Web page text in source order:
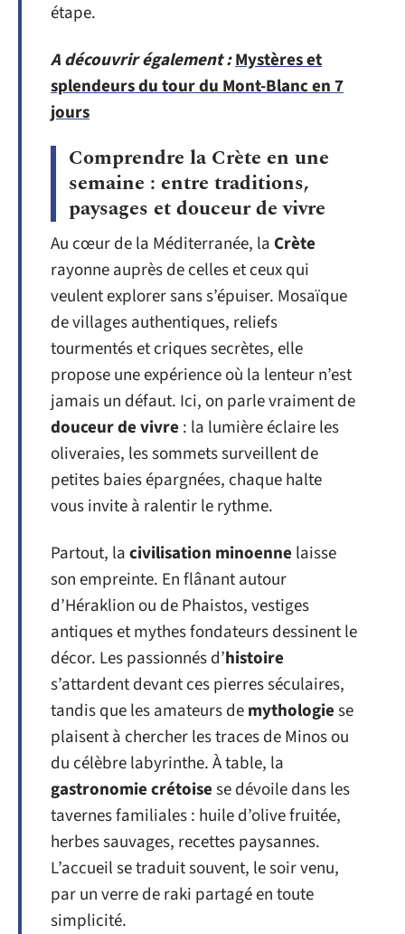
étape.
A découvrir également :Mystères et
splendeurs du tour du Mont-Blanc en 7
jours
Comprendre la Crète en une
semaine : entre traditions,
paysages et douceur de vivre
Au cœur de la Méditerranée, la Crète
rayonne auprès de celles et ceux qui
veulent explorer sans s’épuiser. Mosaïque
de villages authentiques, reliefs
tourmentés et criques secrètes, elle
propose une expérience où la lenteur n’est
jamais un défaut. Ici, on parle vraiment de
douceur de vivre : la lumière éclaire les
oliveraies, les sommets surveillent de
petites baies épargnées, chaque halte
vous invite à ralentir le rythme.
Partout, lacivilisation minoenne laisse
son empreinte. En flânant autour
d’Héraklion ou de Phaistos, vestiges
antiques et mythes fondateurs dessinent le
décor. Les passionnés d’histoire
s’attardent devant ces pierres séculaires,
tandis que les amateurs demythologiese
plaisent à chercher les traces de Minos ou
du célèbre labyrinthe. À table, la
gastronomie crétoisese dévoile dans les
tavernes familiales : huile d’olive fruitée,
herbes sauvages, recettes paysannes.
L’accueil se traduit souvent, le soir venu,
par un verre de raki partagé en toute
simplicité.